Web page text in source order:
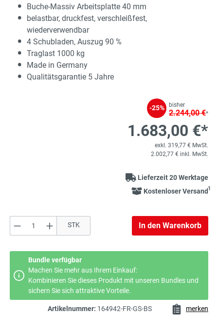
Buche-Massiv Arbeitsplatte 40 mm
belastbar, druckfest, verschleißfest,
wiederverwendbar
4 Schubladen, Auszug 90 %
Traglast 1000 kg
Made in Germany
Qualitätsgarantie 5 Jahre
-25% bisher
2.244,00 €*
1.683,00 €*
exkl. 319,77 € MwSt.
2.002,77 € inkl. MwSt.
Lieferzeit 20 Werktage
Kostenloser Versand1
Produkt Anzahl: Gib den gewünschten
STK In den Warenkorb
Bundle verfügbar
Machen Sie mehr aus Ihrem Einkauf:
Kombinieren Sie dieses Produkt mit unseren Bundles und
sichern Sie sich attraktive Vorteile.
Artikelnummer: 164942-FR-GS-BS merken